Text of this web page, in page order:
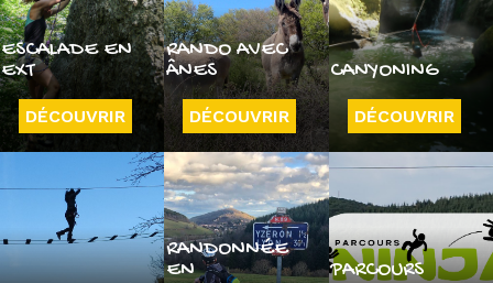
ESCALADE EN
EXT
DÉCOUVRIR
RANDO AVEC
ÂNES
DÉCOUVRIR
CANYONING
DÉCOUVRIR
RANDONNÉE
EN
PARCOURS